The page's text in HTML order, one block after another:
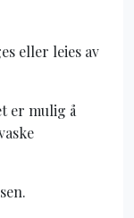
eller leies av
er mulig å